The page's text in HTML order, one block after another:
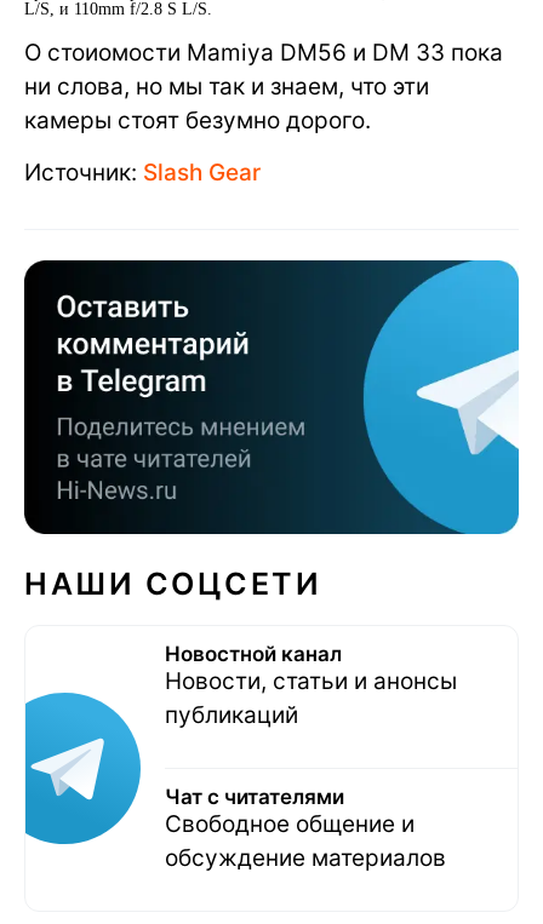
L/S, и 110mm f/2.8 S L/S.
О стоиомости Mamiya DM56 и DM 33 пока
ни слова, но мы так и знаем, что эти
камеры стоят безумно дорого.
Источник: Slash Gear
НАШИ СОЦСЕТИ
Новостной канал
Новости, статьи и анонсы
публикаций
Чат с читателями
Свободное общение и
обсуждение материалов